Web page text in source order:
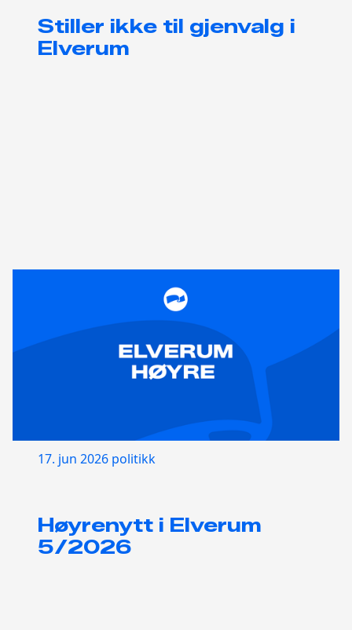
Stiller ikke til gjenvalg i
Elverum
17. jun 2026 politikk
Høyrenytt i Elverum
5/2026